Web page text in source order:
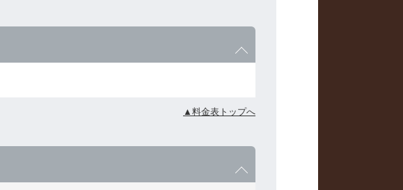
▲料金表トップへ